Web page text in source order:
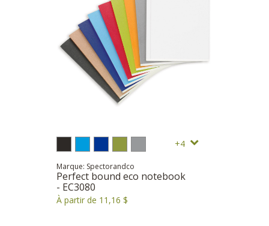
4
Marque: Spectorandco
Perfect bound eco notebook
- EC3080
À partir de 11,16 $